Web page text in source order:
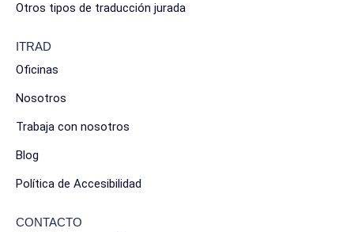
Otros tipos de traducción jurada
ITRAD
Oficinas
Nosotros
Trabaja con nosotros
Blog
Política de Accesibilidad
CONTACTO